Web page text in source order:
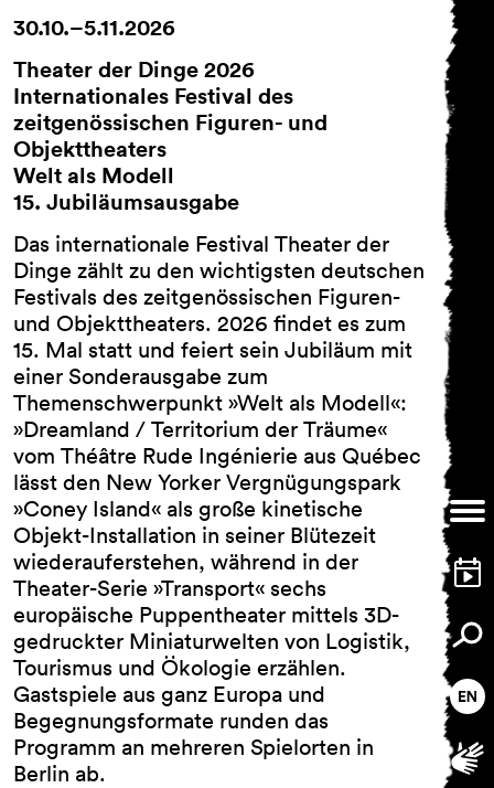
AGB
Impressum
Datenschutz
Barrierefreiheitserklärung
30.10.–5.11.2026
Theater der Dinge 2026
Internationales Festival des
zeitgenössischen Figuren- und
Objekttheaters
Welt als Modell
15. Jubiläumsausgabe
Das internationale Festival Theater der
Dinge zählt zu den wichtigsten deutschen
Festivals des zeitgenössischen Figuren-
und Objekttheaters. 2026 findet es zum
15. Mal statt und feiert sein Jubiläum mit
einer Sonderausgabe zum
Themenschwerpunkt »Welt als Modell«:
»Dreamland / Territorium der Träume«
vom Théâtre Rude Ingénierie aus Québec
lässt den New Yorker Vergnügungspark
»Coney Island« als große kinetische
Objekt-Installation in seiner Blütezeit
wiederauferstehen, während in der
Theater-Serie »Transport« sechs
europäische Puppentheater mittels 3D-
gedruckter Miniaturwelten von Logistik,
Tourismus und Ökologie erzählen.
Gastspiele aus ganz Europa und
Begegnungsformate runden das
Programm an mehreren Spielorten in
Berlin ab.